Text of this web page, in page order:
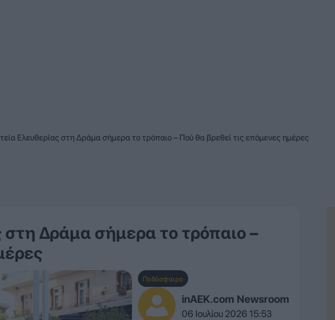
Ελευθερίας στη Δράμα σήμερα το τρόπαιο – Πού θα βρεθεί τις επόμενες ημέρες
Δράμα σήμερα το τρόπαιο –
Ποδόσφαιρο
inAEK.com Newsroom
06 Ιουλίου 2026 15:53